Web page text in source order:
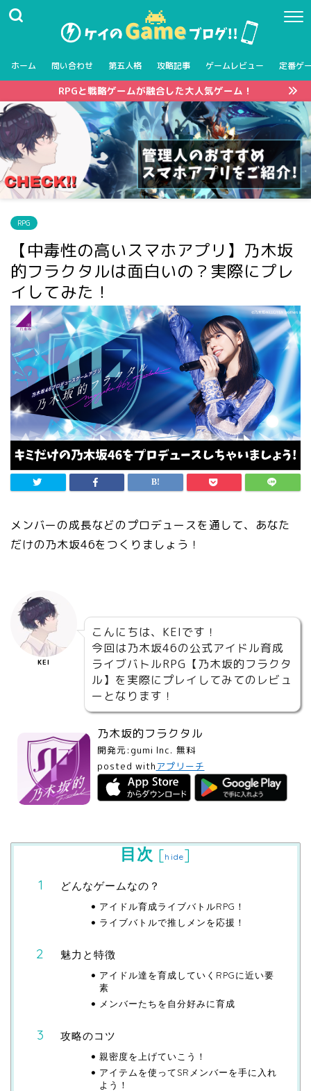
ホーム 問い合わせ 第五人格 攻略記事 ゲームレビュー 定番ゲ
RPGと戦略ゲームが融合した大人気ゲーム！
RPG
【中毒性の高いスマホアプリ】乃木坂
的フラクタルは面白いの？実際にプレ
イしてみた！
メンバーの成長などのプロデュースを通して、あなた
だけの乃木坂46をつくりましょう！
KEI
こんにちは、KEIです！
今回は乃木坂46の公式アイドル育成
ライブバトルRPG【乃木坂的フラクタ
ル】を実際にプレイしてみてのレビュ
ーとなります！
乃木坂的フラクタル
開発元: gumi Inc. 無料
posted with アプリーチ
目次 [hide]
どんなゲームなの？
アイドル育成ライブバトルRPG！
ライブバトルで推しメンを応援！
魅力と特徴
アイドル達を育成していくRPGに近い要
素
メンバーたちを自分好みに育成
攻略のコツ
親密度を上げていこう！
アイテムを使ってSRメンバーを手に入れ
よう！